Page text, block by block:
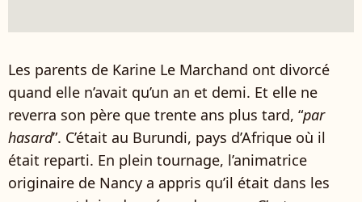
Les parents de Karine Le Marchand ont divorcé
quand elle n’avait qu’un an et demi. Et elle ne
reverra son père que trente ans plus tard, “par
hasard”. C’était au Burundi, pays d’Afrique où il
était reparti. En plein tournage, l’animatrice
originaire de Nancy a appris qu’il était dans les